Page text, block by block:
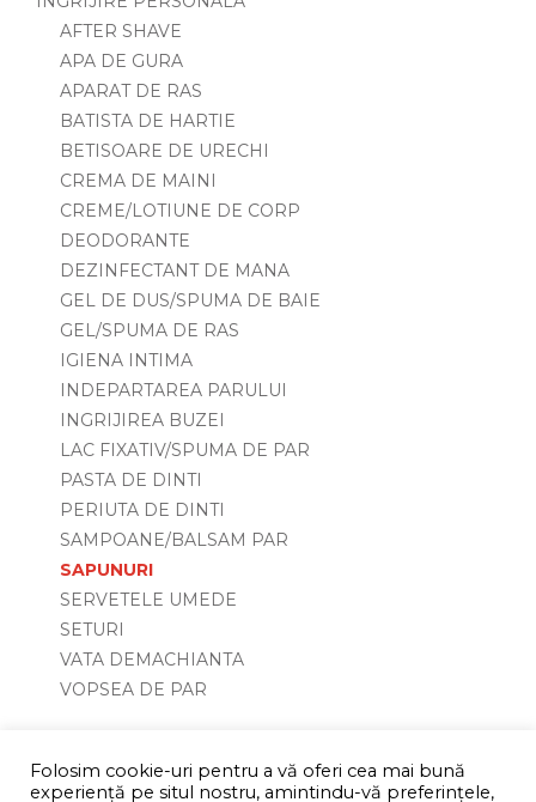
AFTER SHAVE
APA DE GURA
APARAT DE RAS
BATISTA DE HARTIE
BETISOARE DE URECHI
CREMA DE MAINI
CREME/LOTIUNE DE CORP
DEODORANTE
DEZINFECTANT DE MANA
GEL DE DUS/SPUMA DE BAIE
GEL/SPUMA DE RAS
IGIENA INTIMA
INDEPARTAREA PARULUI
INGRIJIREA BUZEI
LAC FIXATIV/SPUMA DE PAR
PASTA DE DINTI
PERIUTA DE DINTI
SAMPOANE/BALSAM PAR
SAPUNURI
SERVETELE UMEDE
SETURI
VATA DEMACHIANTA
VOPSEA DE PAR
Folosim cookie-uri pentru a vă oferi cea mai bună
experiență pe situl nostru, amintindu-vă preferințele,